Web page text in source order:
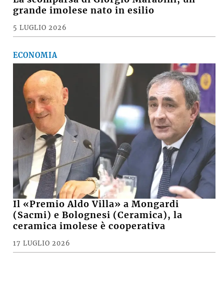
grande imolese nato in esilio
5 LUGLIO 2026
ECONOMIA
Il «Premio Aldo Villa» a Mongardi
(Sacmi) e Bolognesi (Ceramica), la
ceramica imolese è cooperativa
17 LUGLIO 2026